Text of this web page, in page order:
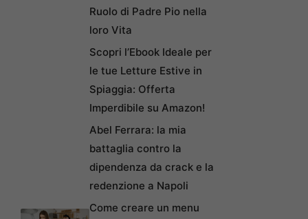
Ruolo di Padre Pio nella
loro Vita
Scopri l’Ebook Ideale per
le tue Letture Estive in
Spiaggia: Offerta
Imperdibile su Amazon!
Abel Ferrara: la mia
battaglia contro la
dipendenza da crack e la
redenzione a Napoli
Come creare un menu